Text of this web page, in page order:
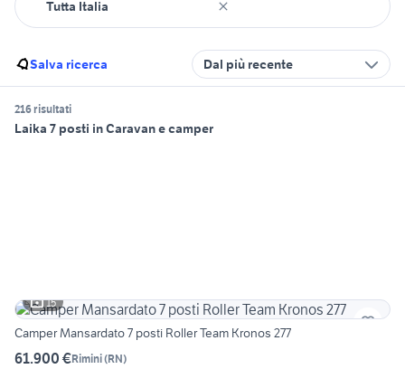
Salva ricerca Dal più recente
216 risultati
Laika 7 posti in Caravan e camper
15
Camper Mansardato 7 posti Roller Team Kronos 277
61.900 €Rimini(RN)